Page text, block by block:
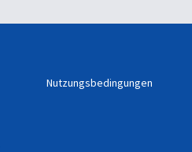
Nutzungsbedingungen